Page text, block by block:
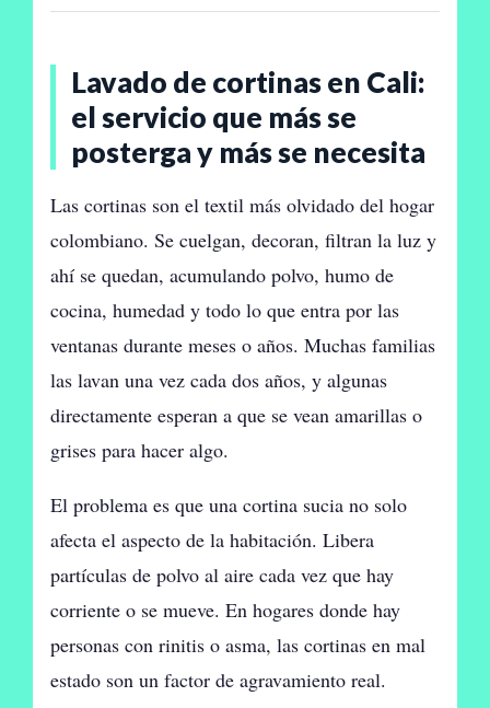
Lavado de cortinas en Cali:
el servicio que más se
posterga y más se necesita
Las cortinas son el textil más olvidado del hogar
colombiano. Se cuelgan, decoran, filtran la luz y
ahí se quedan, acumulando polvo, humo de
cocina, humedad y todo lo que entra por las
ventanas durante meses o años. Muchas familias
las lavan una vez cada dos años, y algunas
directamente esperan a que se vean amarillas o
grises para hacer algo.
El problema es que una cortina sucia no solo
afecta el aspecto de la habitación. Libera
partículas de polvo al aire cada vez que hay
corriente o se mueve. En hogares donde hay
personas con rinitis o asma, las cortinas en mal
estado son un factor de agravamiento real.